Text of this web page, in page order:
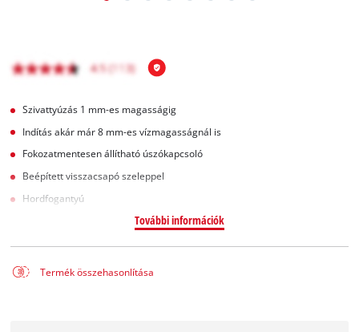
Szivattyúzás 1 mm-es magasságig
Indítás akár már 8 mm-es vízmagasságnál is
Fokozatmentesen állítható úszókapcsoló
Beépített visszacsapó szeleppel
Hordfogantyú
További információk
Termék összehasonlítása